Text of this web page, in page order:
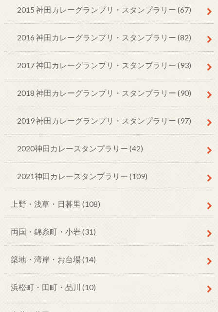
2015 神田カレーグランプリ・スタンプラリー (67)
2016 神田カレーグランプリ・スタンプラリー (82)
2017 神田カレーグランプリ・スタンプラリー (93)
2018 神田カレーグランプリ・スタンプラリー (90)
2019 神田カレーグランプリ・スタンプラリー (97)
2020神田カレースタンプラリー (42)
2021神田カレースタンプラリー (109)
上野・浅草・日暮里 (108)
両国・錦糸町・小岩(31)
築地・湾岸・お台場(14)
浜松町・田町・品川 (10)